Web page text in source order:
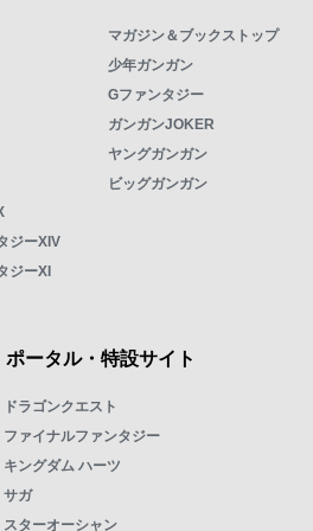
ジーXIV
ジーXI
マガジン＆ブックストップ
少年ガンガン
Gファンタジー
ガンガンJOKER
ヤングガンガン
ビッグガンガン
ポータル・特設サイト
ドラゴンクエスト
ファイナルファンタジー
キングダム ハーツ
サガ
スターオーシャン